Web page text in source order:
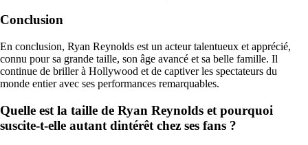
Conclusion
En conclusion, Ryan Reynolds est un acteur talentueux et apprécié,
connu pour sa grande taille, son âge avancé et sa belle famille. Il
continue de briller à Hollywood et de captiver les spectateurs du
monde entier avec ses performances remarquables.
Quelle est la taille de Ryan Reynolds et pourquoi
suscite-t-elle autant dintérêt chez ses fans ?